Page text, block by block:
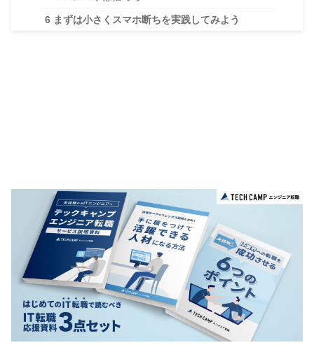
6 まずは小さくスマホ断ちを実践してみよう